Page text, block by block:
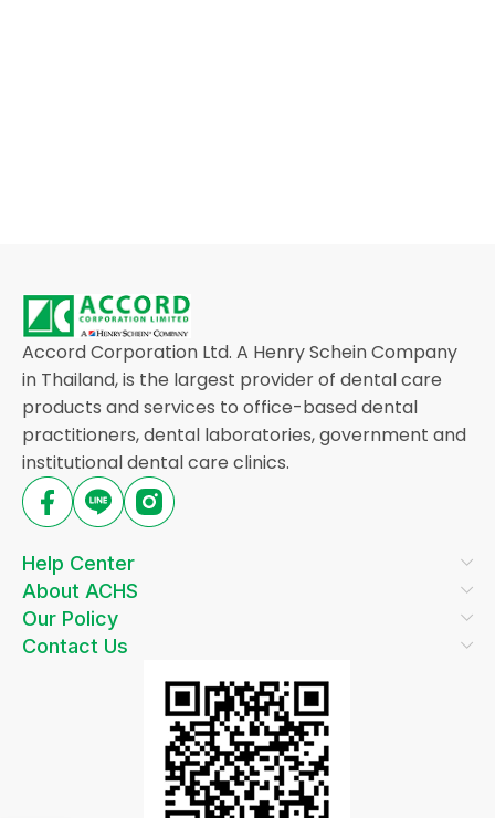
Accord Corporation Ltd. A Henry Schein Company
in Thailand, is the largest provider of dental care
products and services to office-based dental
practitioners, dental laboratories, government and
institutional dental care clinics.
Help Center
About ACHS
Our Policy
Contact Us